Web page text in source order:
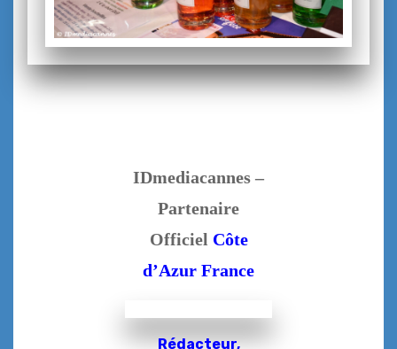
IDmediacannes –
Partenaire
Officiel Côte
d’Azur France
Rédacteur,